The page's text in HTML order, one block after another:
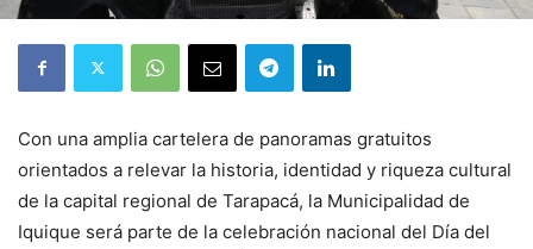
Con una amplia cartelera de panoramas gratuitos
orientados a relevar la historia, identidad y riqueza cultural
de la capital regional de Tarapacá, la Municipalidad de
Iquique será parte de la celebración nacional del Día del